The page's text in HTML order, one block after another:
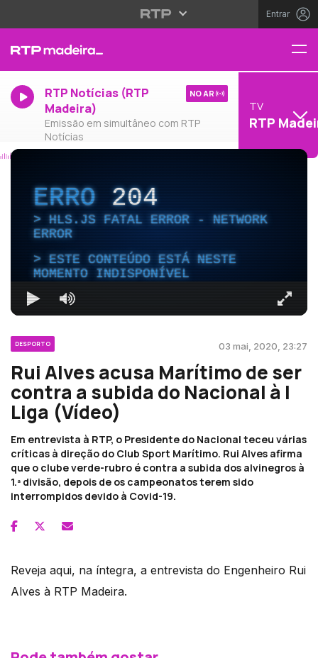
Entrar
RTP Notícias (RTP
Madeira)
Emissão em simultâneo com RTP
Notícias
NO AR
TV
RTP
ERRO204
HLS.JS FATAL ERROR - NETWORK
ERROR
ESTE CONTEÚDO ESTÁ NESTE
MOMENTO INDISPONÍVEL
DESPORTO 03 mai, 2020, 23:27
Rui Alves acusa Marítimo de ser
contra a subida do Nacional à I
Liga (Vídeo)
Em entrevista à RTP, o Presidente do Nacional teceu várias
críticas à direção do Club Sport Marítimo. Rui Alves afirma
que o clube verde-rubro é contra a subida dos alvinegros à
1.ª divisão, depois de os campeonatos terem sido
interrompidos devido à Covid-19.
Reveja aqui, na íntegra, a entrevista do Engenheiro Rui
Alves à RTP Madeira.